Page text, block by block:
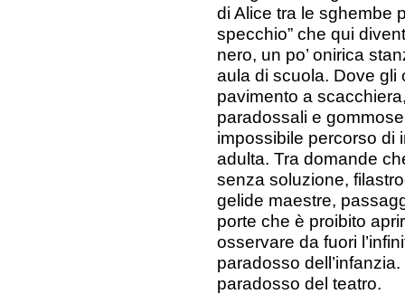
di Alice tra le sghembe
specchio” che qui
nero, un po’ onirica
aula di scuola. Dove gli
pavimento a
paradossali e
impossibile percorso di
adulta. Tra domande
senza soluzione,
gelide maestre,
porte che è proibito
osservare da fuori
paradosso
paradosso del teatro.